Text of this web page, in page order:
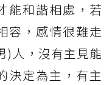
能和諧相處，若
容，感情很難走
)人，沒有主見能
決定為主，有主